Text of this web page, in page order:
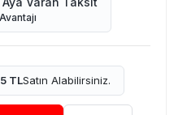
TLSatın Alabilirsiniz.